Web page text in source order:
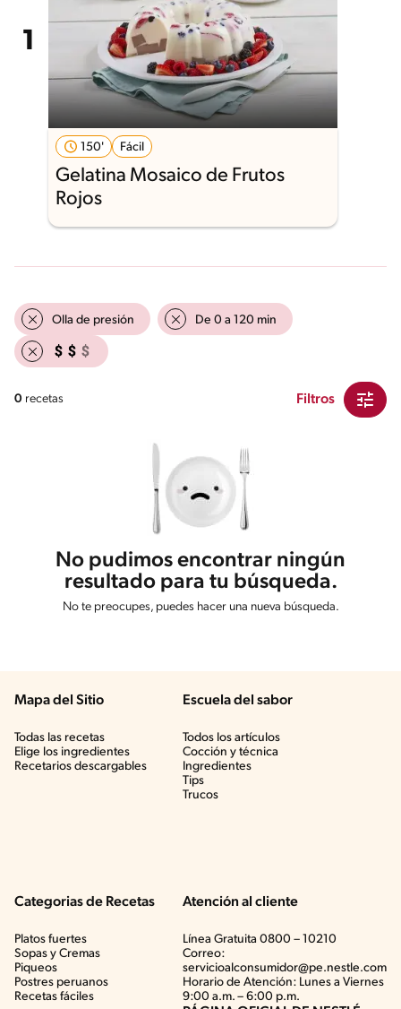
150' Fácil
Gelatina Mosaico de Frutos
Rojos
Olla de presión De 0 a 120 min
0 recetas Filtros
No pudimos encontrar ningún
resultado para tu búsqueda.
No te preocupes, puedes hacer una nueva búsqueda.
Mapa del Sitio
Todas las recetas
Elige los ingredientes
Recetarios descargables
Escuela del sabor
Todos los artículos
Cocción y técnica
Ingredientes
Tips
Trucos
Categorias de Recetas
Platos fuertes
Sopas y Cremas
Piqueos
Postres peruanos
Recetas fáciles
Atención al cliente
Línea Gratuita 0800 – 10210
Correo:
servicioalconsumidor@pe.nestle.com
Horario de Atención: Lunes a Viernes
9:00 a.m. – 6:00 p.m.